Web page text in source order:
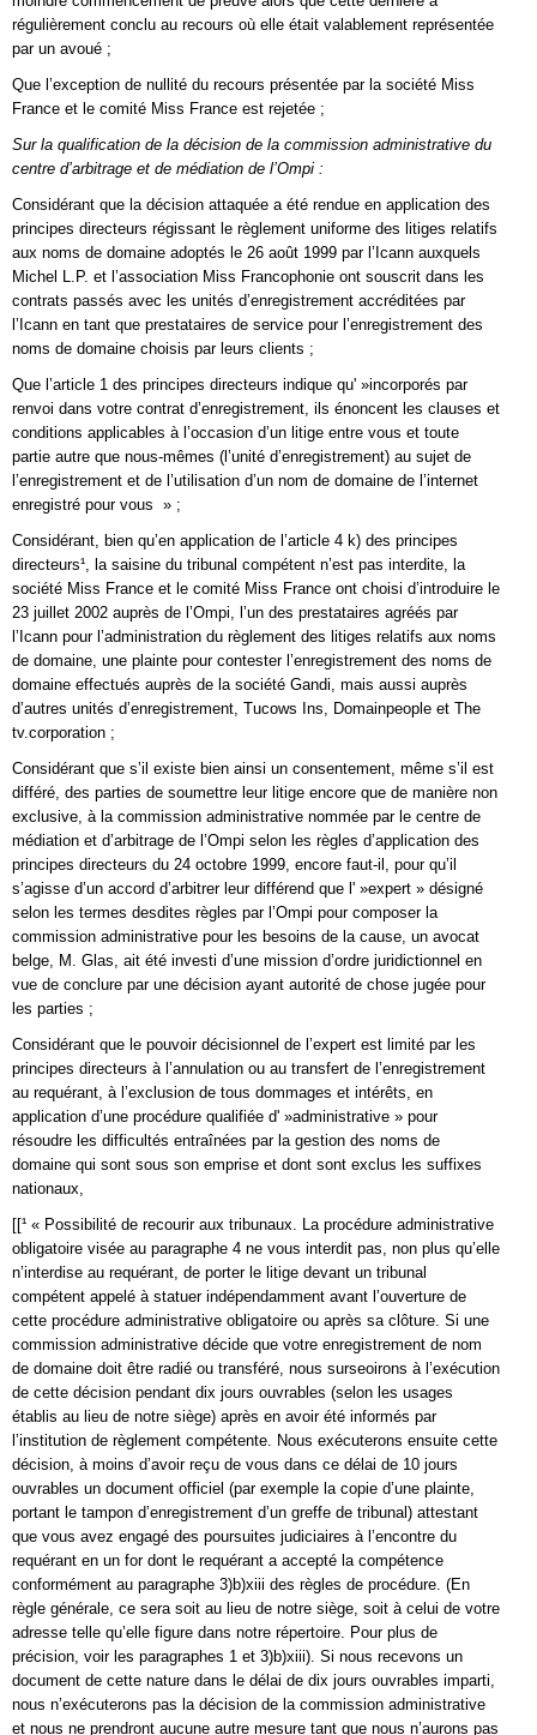
régulièrement conclu au recours où elle était valablement représentée
par un avoué ;
Que l’exception de nullité du recours présentée par la société Miss
France et le comité Miss France est rejetée ;
Sur la qualification de la décision de la commission administrative du
centre d’arbitrage et de médiation de l’Ompi :
Considérant que la décision attaquée a été rendue en application des
principes directeurs régissant le règlement uniforme des litiges relatifs
aux noms de domaine adoptés le 26 août 1999 par l’Icann auxquels
Michel L.P. et l’association Miss Francophonie ont souscrit dans les
contrats passés avec les unités d’enregistrement accréditées par
l’Icann en tant que prestataires de service pour l’enregistrement des
noms de domaine choisis par leurs clients ;
Que l’article 1 des principes directeurs indique qu' »incorporés par
renvoi dans votre contrat d’enregistrement, ils énoncent les clauses et
conditions applicables à l’occasion d’un litige entre vous et toute
partie autre que nous-mêmes (l’unité d’enregistrement) au sujet de
l’enregistrement et de l’utilisation d’un nom de domaine de l’internet
enregistré pour vous » ;
Considérant, bien qu’en application de l’article 4 k) des principes
directeurs¹, la saisine du tribunal compétent n’est pas interdite, la
société Miss France et le comité Miss France ont choisi d’introduire le
23 juillet 2002 auprès de l’Ompi, l’un des prestataires agréés par
l’Icann pour l’administration du règlement des litiges relatifs aux noms
de domaine, une plainte pour contester l’enregistrement des noms de
domaine effectués auprès de la société Gandi, mais aussi auprès
d’autres unités d’enregistrement, Tucows Ins, Domainpeople et The
tv.corporation ;
Considérant que s’il existe bien ainsi un consentement, même s’il est
différé, des parties de soumettre leur litige encore que de manière non
exclusive, à la commission administrative nommée par le centre de
médiation et d’arbitrage de l’Ompi selon les règles d’application des
principes directeurs du 24 octobre 1999, encore faut-il, pour qu’il
s’agisse d’un accord d’arbitrer leur différend que l' »expert » désigné
selon les termes desdites règles par l’Ompi pour composer la
commission administrative pour les besoins de la cause, un avocat
belge, M. Glas, ait été investi d’une mission d’ordre juridictionnel en
vue de conclure par une décision ayant autorité de chose jugée pour
les parties ;
Considérant que le pouvoir décisionnel de l’expert est limité par les
principes directeurs à l’annulation ou au transfert de l’enregistrement
au requérant, à l’exclusion de tous dommages et intérêts, en
application d’une procédure qualifiée d' »administrative » pour
résoudre les difficultés entraînées par la gestion des noms de
domaine qui sont sous son emprise et dont sont exclus les suffixes
nationaux,
[[¹ « Possibilité de recourir aux tribunaux. La procédure administrative
obligatoire visée au paragraphe 4 ne vous interdit pas, non plus qu’elle
n’interdise au requérant, de porter le litige devant un tribunal
compétent appelé à statuer indépendamment avant l’ouverture de
cette procédure administrative obligatoire ou après sa clôture. Si une
commission administrative décide que votre enregistrement de nom
de domaine doit être radié ou transféré, nous surseoirons à l’exécution
de cette décision pendant dix jours ouvrables (selon les usages
établis au lieu de notre siège) après en avoir été informés par
l’institution de règlement compétente. Nous exécuterons ensuite cette
décision, à moins d’avoir reçu de vous dans ce délai de 10 jours
ouvrables un document officiel (par exemple la copie d’une plainte,
portant le tampon d’enregistrement d’un greffe de tribunal) attestant
que vous avez engagé des poursuites judiciaires à l’encontre du
requérant en un for dont le requérant a accepté la compétence
conformément au paragraphe 3)b)xiii des règles de procédure. (En
règle générale, ce sera soit au lieu de notre siège, soit à celui de votre
adresse telle qu’elle figure dans notre répertoire. Pour plus de
précision, voir les paragraphes 1 et 3)b)xiii). Si nous recevons un
document de cette nature dans le délai de dix jours ouvrables imparti,
nous n’exécuterons pas la décision de la commission administrative
et nous ne prendront aucune autre mesure tant que nous n’aurons pas